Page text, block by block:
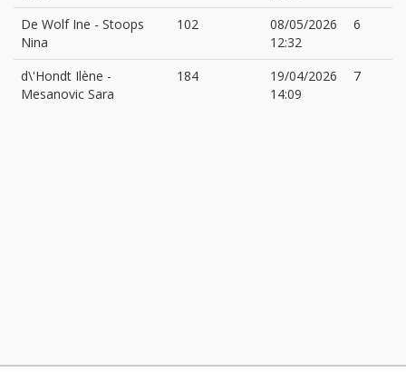
De Wolf Ine - Stoops
Nina
102
08/05/2026
12:32
6
d\'Hondt Ilène -
Mesanovic Sara
184
19/04/2026
14:09
7